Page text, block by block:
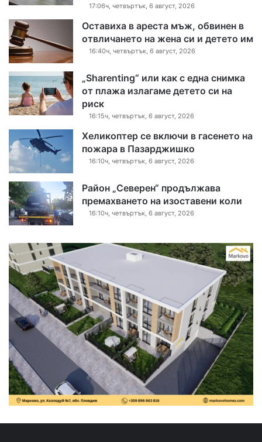
17:06ч, четвъртък, 6 август, 2026
Оставиха в ареста мъж, обвинен в
отвличането на жена си и детето им
16:40ч, четвъртък, 6 август, 2026
„Sharenting“ или как с една снимка
от плажа излагаме детето си на
риск
16:15ч, четвъртък, 6 август, 2026
Хеликоптер се включи в гасенето на
пожара в Пазарджишко
16:10ч, четвъртък, 6 август, 2026
Район „Северен“ продължава
премахването на изоставени коли
16:10ч, четвъртък, 6 август, 2026